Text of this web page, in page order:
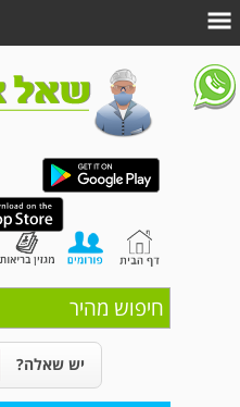
חיפוש מהיר
יש שאלה?